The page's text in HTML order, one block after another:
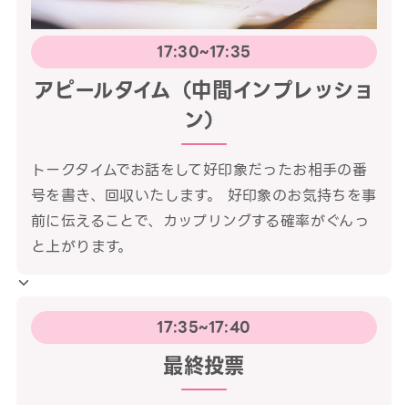
17:30~17:35
アピールタイム（中間インプレッショ
ン）
トークタイムでお話をして好印象だったお相手の番
号を書き、回収いたします。 好印象のお気持ちを事
前に伝えることで、カップリングする確率がぐんっ
と上がります。
17:35~17:40
最終投票